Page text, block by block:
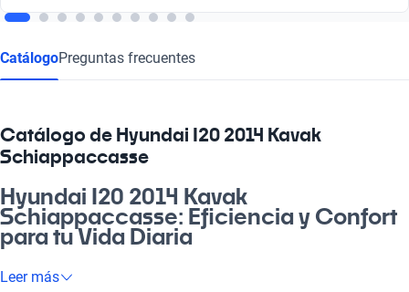
CatálogoPreguntas frecuentes
Catálogo de Hyundai I20 2014 Kavak
Schiappaccasse
Hyundai I20 2014 Kavak
Schiappaccasse: Eficiencia y Confort
para tu Vida Diaria
Si buscas una máquina que te acompañe en el día a día, el
Leer más